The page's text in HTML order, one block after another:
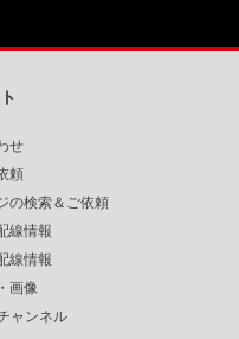
せ
頼
の検索＆ご依頼
線情報
線情報
画像
ャンネル